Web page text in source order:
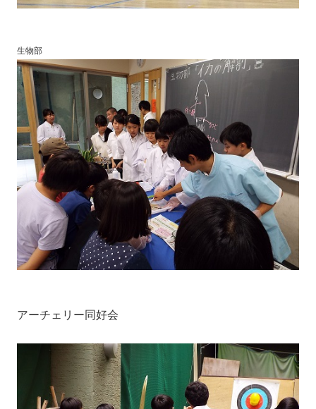
生物部
アーチェリー同好会